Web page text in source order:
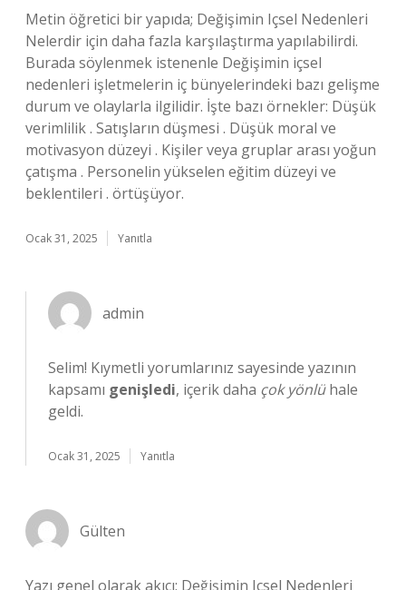
Metin öğretici bir yapıda; Değişimin Içsel Nedenleri
Nelerdir için daha fazla karşılaştırma yapılabilirdi.
Burada söylenmek istenenle Değişimin içsel
nedenleri işletmelerin iç bünyelerindeki bazı gelişme
durum ve olaylarla ilgilidir. İşte bazı örnekler: Düşük
verimlilik . Satışların düşmesi . Düşük moral ve
motivasyon düzeyi . Kişiler veya gruplar arası yoğun
çatışma . Personelin yükselen eğitim düzeyi ve
beklentileri . örtüşüyor.
Ocak 31, 2025 Yanıtla
admin
Selim! Kıymetli yorumlarınız sayesinde yazının
kapsamı genişledi, içerik daha çok yönlühale
geldi.
Ocak 31, 2025 Yanıtla
Gülten
Yazı genel olarak akıcı; Değişimin Içsel Nedenleri